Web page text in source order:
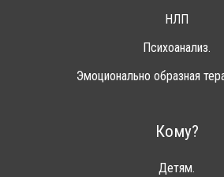
НЛП
Психоанализ.
Эмоционально образная
Кому?
Детям.